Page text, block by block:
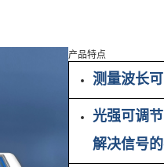
产品特点
测量波长
光强可调
解决信号